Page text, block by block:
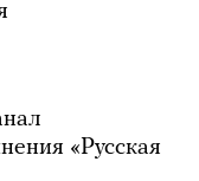
«Русская